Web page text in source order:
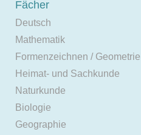
Fächer
Deutsch
Mathematik
Formenzeichnen / Geometrie
Heimat- und Sachkunde
Naturkunde
Biologie
Geographie